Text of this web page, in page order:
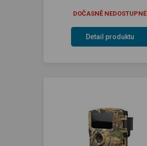
DOČASNĚ NEDOSTUPNÉ
Detail produktu